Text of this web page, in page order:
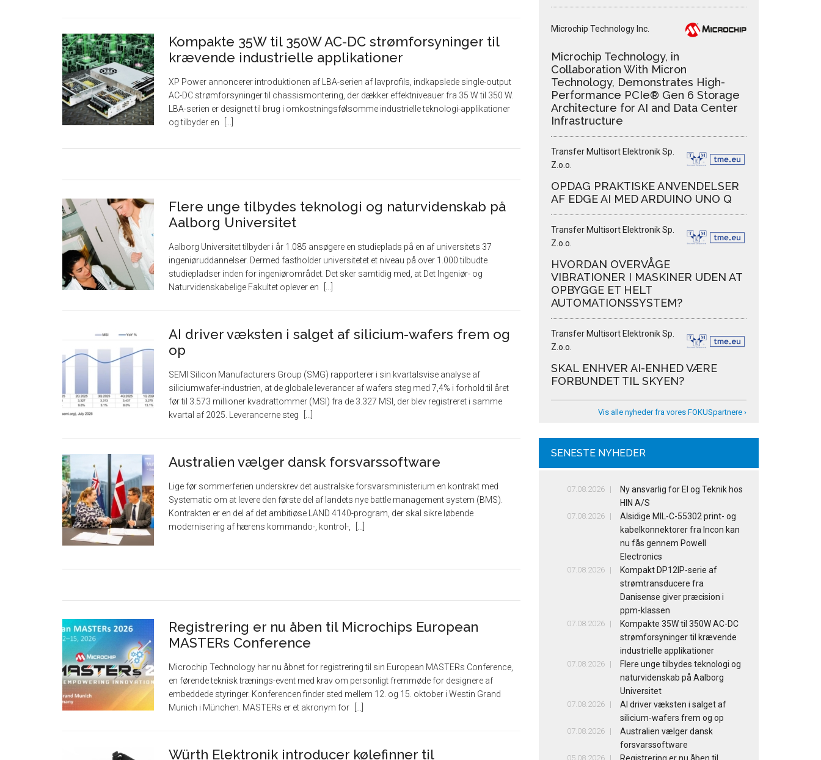
Kompakte 35W til 350W AC-DC strømforsyninger til
krævende industrielle applikationer
XP Power annoncerer introduktionen af ​​LBA-serien af ​​lavprofils, indkapslede single-output
AC-DC strømforsyninger til chassismontering, der dækker effektniveauer fra 35 W til 350 W.
LBA-serien er designet til brug i omkostningsfølsomme industrielle teknologi-applikationer
og tilbyder en
Flere unge tilbydes teknologi og naturvidenskab på
Aalborg Universitet
Aalborg Universitet tilbyder i år 1.085 ansøgere en studieplads på en af universitets 37
ingeniøruddannelser. Dermed fastholder universitetet et niveau på over 1.000 tilbudte
studiepladser inden for ingeniørområdet. Det sker samtidig med, at Det Ingeniør- og
Naturvidenskabelige Fakultet oplever en
AI driver væksten i salget af silicium-wafers frem og
op
SEMI Silicon Manufacturers Group (SMG) rapporterer i sin kvartalsvise analyse af
siliciumwafer-industrien, at de globale leverancer af wafers steg med 7,4% i forhold til året
før til 3.573 millioner kvadrattommer (MSI) fra de 3.327 MSI, der blev registreret i samme
kvartal af 2025. Leverancerne steg
Australien vælger dansk forsvarssoftware
Lige før sommerferien underskrev det australske forsvarsministerium en kontrakt med
Systematic om at levere den første del af landets nye battle management system (BMS).
Kontrakten er en del af det ambitiøse LAND 4140-program, der skal sikre løbende
modernisering af hærens kommando-, kontrol-,
Registrering er nu åben til Microchips European
MASTERs Conference
Microchip Technology har nu åbnet for registrering til sin European MASTERs Conference,
en førende teknisk trænings-event med krav om personligt fremmøde for designere af
embeddede styringer. Konferencen finder sted mellem 12. og 15. oktober i Westin Grand
Munich i München. MASTERs er et akronym for
Würth Elektronik introducer kølefinner til
Microchip Technology Inc.
Microchip Technology, in
Collaboration With Micron
Technology, Demonstrates High-
Performance PCIe® Gen 6 Storage
Architecture for AI and Data Center
Infrastructure
Transfer Multisort Elektronik Sp.
Z.o.o.
OPDAG PRAKTISKE ANVENDELSER
AF EDGE AI MED ARDUINO UNO Q
Transfer Multisort Elektronik Sp.
Z.o.o.
HVORDAN OVERVÅGE
VIBRATIONER I MASKINER UDEN AT
OPBYGGE ET HELT
AUTOMATIONSSYSTEM?
Transfer Multisort Elektronik Sp.
Z.o.o.
SKAL ENHVER AI-ENHED VÆRE
FORBUNDET TIL SKYEN?
Vis alle nyheder fra vores FOKUSpartnere ›
SENESTE NYHEDER
07.08.2026
Ny ansvarlig for El og Teknik hos
HIN A/S
07.08.2026
Alsidige MIL-C-55302 print- og
kabelkonnektorer fra Incon kan
nu fås gennem Powell
Electronics
07.08.2026
Kompakt DP12IP-serie af
strømtransducere fra
Danisense giver præcision i
ppm-klassen
07.08.2026
Kompakte 35W til 350W AC-DC
strømforsyninger til krævende
industrielle applikationer
07.08.2026
Flere unge tilbydes teknologi og
naturvidenskab på Aalborg
Universitet
07.08.2026
AI driver væksten i salget af
silicium-wafers frem og op
07.08.2026
Australien vælger dansk
forsvarssoftware
05.08.2026